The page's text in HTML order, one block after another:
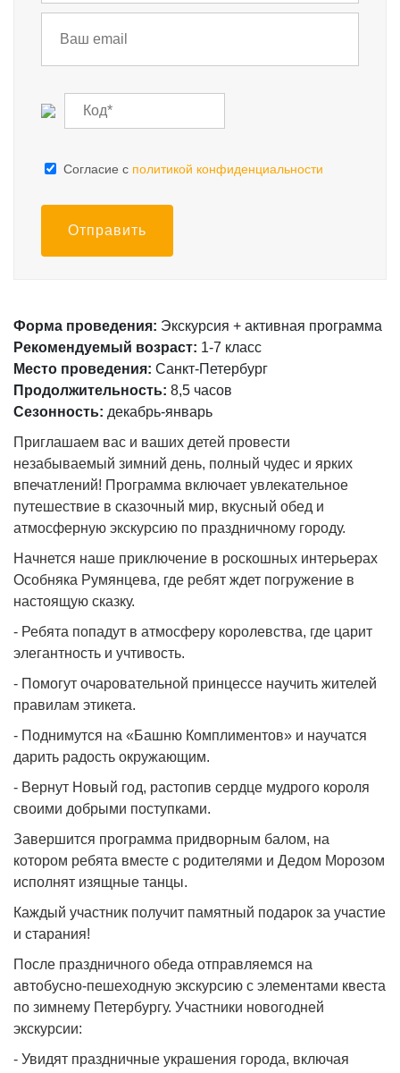
Cогласие с политикой конфиденциальности
Отправить
Форма проведения: Экскурсия + активная программа
Рекомендуемый возраст: 1-7 класс
Место проведения: Санкт-Петербург
Продолжительность: 8,5 часов
Сезонность: декабрь-январь
Приглашаем вас и ваших детей провести
незабываемый зимний день, полный чудес и ярких
впечатлений! Программа включает увлекательное
путешествие в сказочный мир, вкусный обед и
атмосферную экскурсию по праздничному городу.
Начнется наше приключение в роскошных интерьерах
Особняка Румянцева, где ребят ждет погружение в
настоящую сказку.
- Ребята попадут в атмосферу королевства, где царит
элегантность и учтивость.
- Помогут очаровательной принцессе научить жителей
правилам этикета.
- Поднимутся на «Башню Комплиментов» и научатся
дарить радость окружающим.
- Вернут Новый год, растопив сердце мудрого короля
своими добрыми поступками.
Завершится программа придворным балом, на
котором ребята вместе с родителями и Дедом Морозом
исполнят изящные танцы.
Каждый участник получит памятный подарок за участие
и старания!
После праздничного обеда отправляемся на
автобусно-пешеходную экскурсию с элементами квеста
по зимнему Петербургу. Участники новогодней
экскурсии:
- Увидят праздничные украшения города, включая